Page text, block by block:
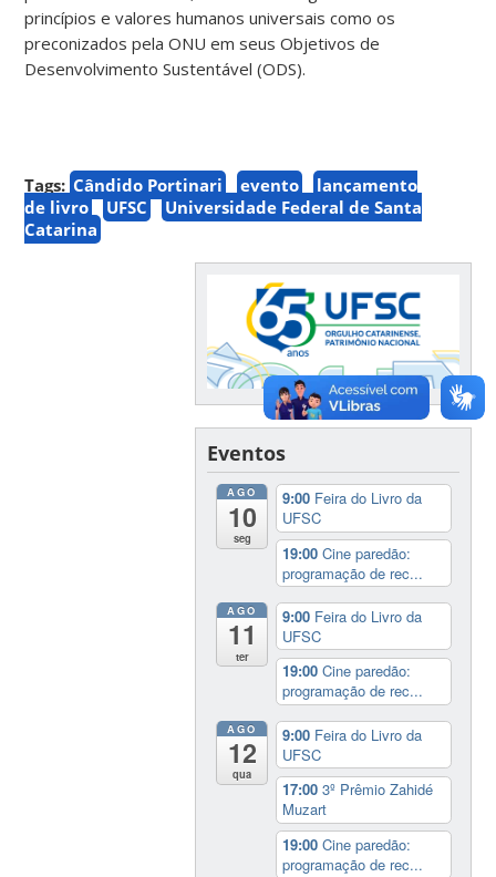
princípios e valores humanos universais como os
preconizados pela ONU em seus Objetivos de
Desenvolvimento Sustentável (ODS).
Tags: Cândido Portinari evento
lançamento
de livro
UFSC
Universidade Federal de Santa
Catarina
Eventos
AGO
10
seg
9:00 Feira do Livro da
UFSC
19:00Cine paredão:
programação de rec...
AGO
11
ter
9:00 Feira do Livro da
UFSC
19:00Cine paredão:
programação de rec...
AGO
12
qua
9:00 Feira do Livro da
UFSC
17:003º Prêmio Zahidé
Muzart
19:00Cine paredão:
programação de rec...